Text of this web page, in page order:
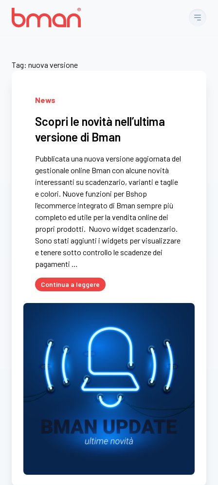
Tag: nuova versione
News
Scopri le novità nell’ultima
versione di Bman
Pubblicata una nuova versione aggiornata del
gestionale online Bman con alcune novità
interessanti su scadenzario, varianti e taglie
e colori. Nuove funzioni per Bshop
l’ecommerce integrato di Bman sempre più
completo ed utile per la vendita online dei
propri prodotti. Nuovo widget scadenzario.
Sono stati aggiunti i widgets per visualizzare
e tenere sotto controllo le scadenze dei
pagamenti …
Continua a leggere